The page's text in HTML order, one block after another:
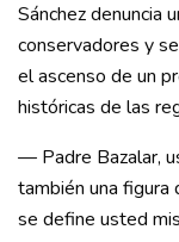
Sánchez denuncia
conservadores y
el ascenso de un
históricas de las
— Padre Bazalar,
también una figura
se define usted